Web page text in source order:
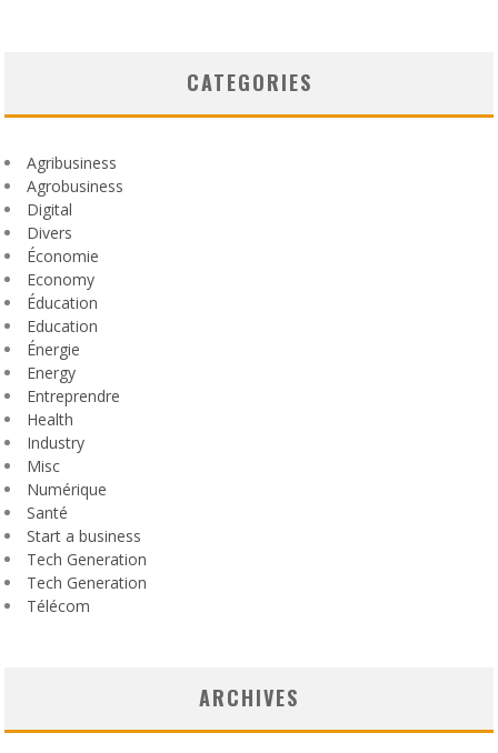
CATEGORIES
Agribusiness
Agrobusiness
Digital
Divers
Économie
Economy
Éducation
Education
Énergie
Energy
Entreprendre
Health
Industry
Misc
Numérique
Santé
Start a business
Tech Generation
Tech Generation
Télécom
ARCHIVES